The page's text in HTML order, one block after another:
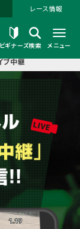
レース情報
ビギナーズ検索 メニュー
ブ中継